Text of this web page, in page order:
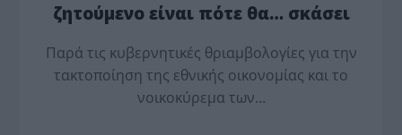
ζητούμενο είναι πότε θα… σκάσει
Παρά τις κυβερνητικές θριαμβολογίες για την
τακτοποίηση της εθνικής οικονομίας και το
νοικοκύρεμα των…